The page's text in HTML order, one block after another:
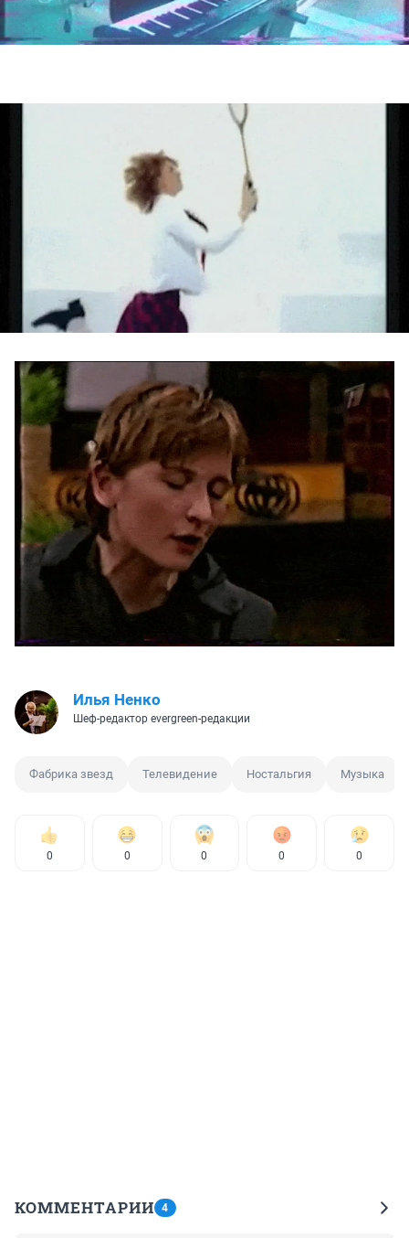
Илья Ненко
Шеф-редактор evergreen-редакции
Фабрика звезд Телевидение Ностальгия Музыка
0 0 0 0 0
КОММЕНТАРИИ 4